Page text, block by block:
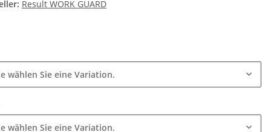
Result WORK GUARD
wählen Sie eine Variation.
wählen Sie eine Variation.